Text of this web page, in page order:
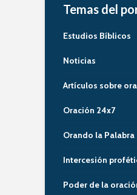
Temas del
Estudios Bíblicos
Noticias
Artículos sobre
Oración 24x7
Orando la Palabra
Intercesión
Poder de la